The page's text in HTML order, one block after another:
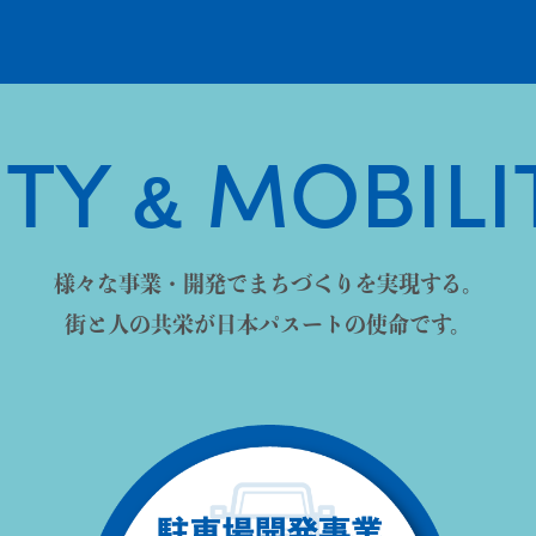
&
様々な事業・開発でまちづくりを実現する。
街と人の共栄が日本パスートの使命です。